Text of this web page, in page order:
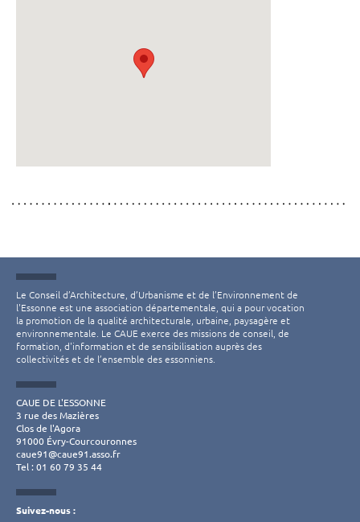
Le Conseil d’Architecture, d’Urbanisme et de l’Environnement de
l'Essonne est une association départementale, qui a pour vocation
la promotion de la qualité architecturale, urbaine, paysagère et
environnementale. Le CAUE exerce des missions de conseil, de
formation, d'information et de sensibilisation auprès des
collectivités et de l’ensemble des essonniens.
CAUE DE L'ESSONNE
3 rue des Mazières
Clos de l'Agora
91000 Évry-Courcouronnes
caue91@caue91.asso.fr
Tel : 01 60 79 35 44
Suivez-nous :